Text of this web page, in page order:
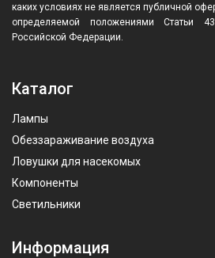
каких условиях не является публичной
определяемой положениями Статьи
Российской Федерации.
Каталог
Лампы
Обеззараживание воздуха
Ловушки для насекомых
Компоненты
Светильники
Информация